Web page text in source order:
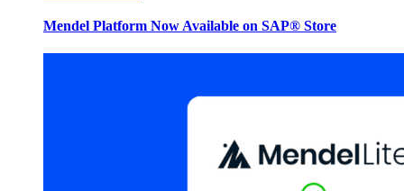
Mendel Platform Now Available on SAP® Store